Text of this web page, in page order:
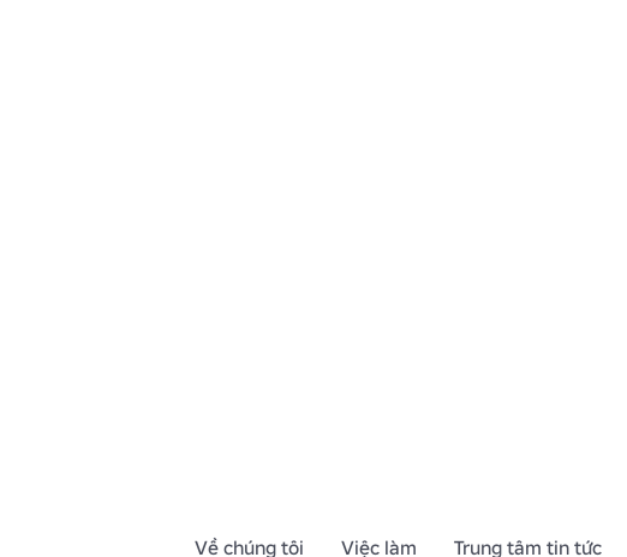
Về chúng tôi Việc làm Trung tâm tin tức